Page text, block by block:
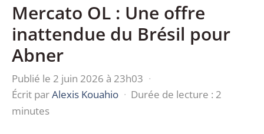
Mercato OL : Une offre
inattendue du Brésil pour
Abner
Publié le 2 juin 2026 à 23h03 ·
Écrit parAlexis Kouahio · Durée de lecture : 2
minutes